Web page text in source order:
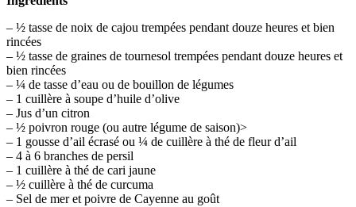
– ½ tasse de noix de cajou trempées pendant douze heures et bien
rincées
– ½ tasse de graines de tournesol trempées pendant douze heures et
bien rincées
– ¼ de tasse d’eau ou de bouillon de légumes
– 1 cuillère à soupe d’huile d’olive
– Jus d’un citron
– ½ poivron rouge (ou autre légume de saison)>
– 1 gousse d’ail écrasé ou ¼ de cuillère à thé de fleur d’ail
– 4 à 6 branches de persil
– 1 cuillère à thé de cari jaune
– ½ cuillère à thé de curcuma
– Sel de mer et poivre de Cayenne au goût